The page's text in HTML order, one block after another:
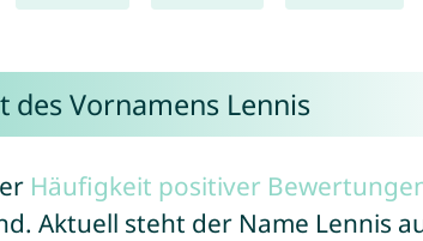
des Vornamens Lennis
Häufigkeit positiver
Aktuell steht der Name Lennis